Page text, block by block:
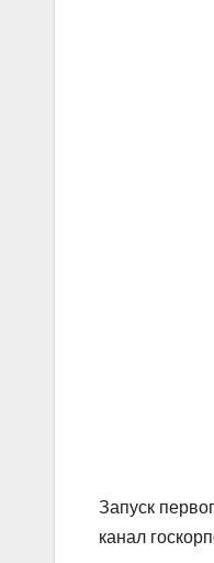
Запуск
канал